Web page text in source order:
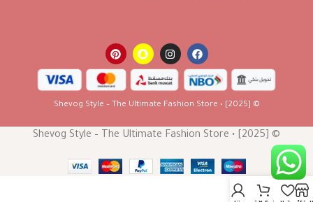
© [2025] • Shevog Style – The Ultimate Fashion Store
© [2025] • Shevog Style – The Ultimate Fashion Store